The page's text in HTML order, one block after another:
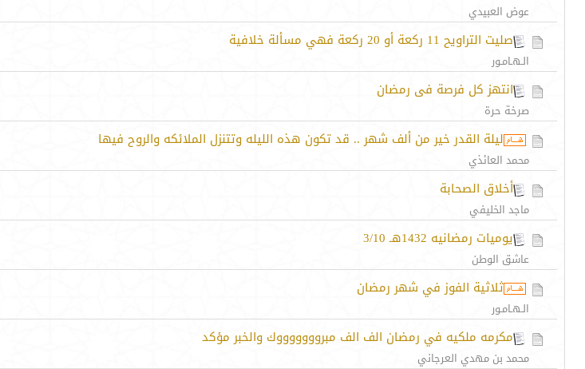
عوض العبيدي
صليت التراويح 11 ركعة أو 20 ركعة فهي مسألة خلافية
الـهـامـور
انتهز كل فرصة فى رمضان
صرخة حرة
ليلة القدر خير من ألف شهر .. قد تكون هذه الليله وتتنزل الملائكه والروح فيها
محمد العائذي
أخلاق الصحابة
ماجد الخليفي
يوميات رمضانيه 1432هـ 3/10
عاشق الوطن
ثلاثية الفوز في شهر رمضان
الـهـامـور
مكرمه ملكيه في رمضان الف الف مبروووووووك والخبر مؤكد
محمد بن مهدي العرجاني